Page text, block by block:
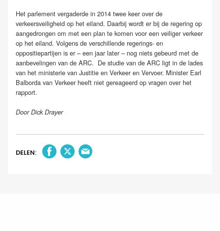
Het parlement vergaderde in 2014 twee keer over de
verkeersveiligheid op het eiland. Daarbij wordt er bij de regering op
aangedrongen om met een plan te komen voor een veiliger verkeer
op het eiland. Volgens de verschillende regerings- en
oppositiepartijen is er – een jaar later – nog niets gebeurd met de
aanbevelingen van de ARC. De studie van de ARC ligt in de lades
van het ministerie van Justitie en Verkeer en Vervoer. Minister Earl
Balborda van Verkeer heeft niet gereageerd op vragen over het
rapport.
Door Dick Drayer
DELEN: